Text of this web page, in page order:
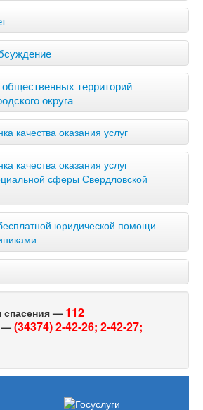
общественных территорий
округа
качества оказания услуг
качества оказания услуг
сферы Свердловской
юридической помощи
спасения — 112
—(34374) 2-42-26; 2-42-27;